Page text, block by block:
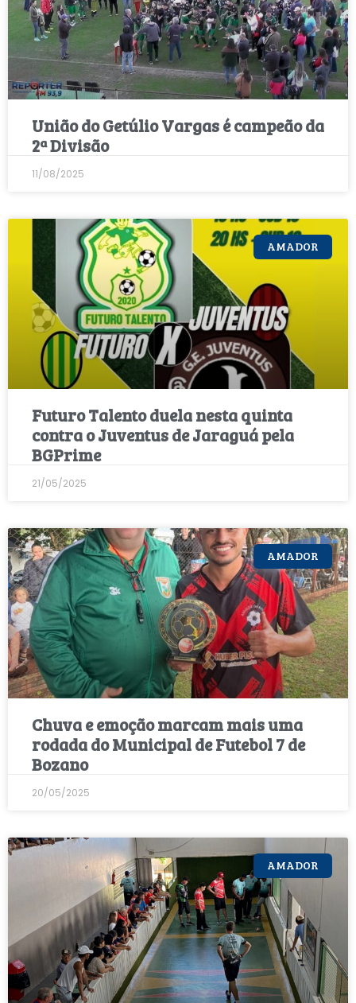
União do Getúlio Vargas é campeão da
2ª Divisão
11/08/2025
AMADOR
Futuro Talento duela nesta quinta
contra o Juventus de Jaraguá pela
BGPrime
21/05/2025
AMADOR
Chuva e emoção marcam mais uma
rodada do Municipal de Futebol 7 de
Bozano
20/05/2025
AMADOR